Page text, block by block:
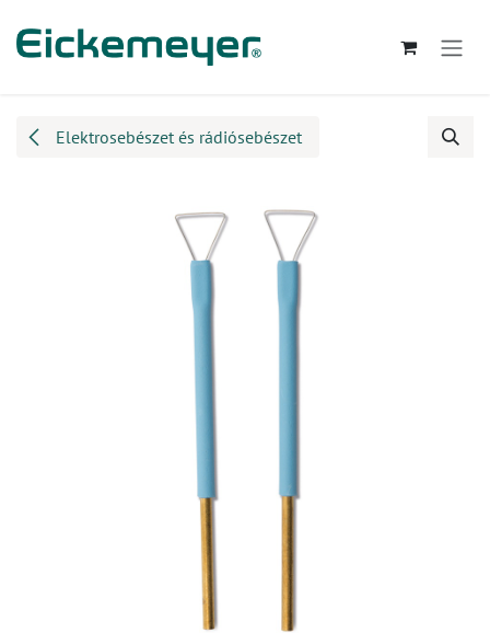
Elektrosebészet és rádiósebészet